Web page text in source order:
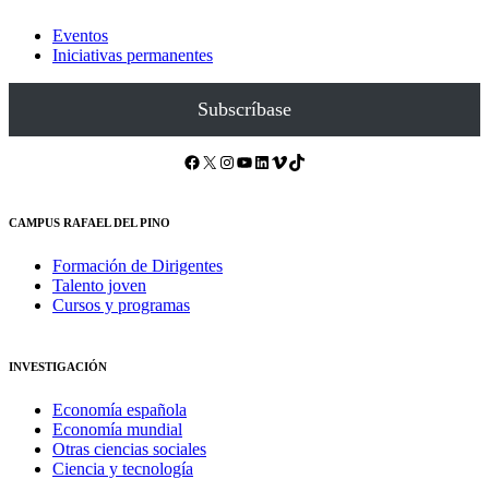
Eventos
Iniciativas permanentes
Subscríbase
Facebook X Instagram YouTube LinkedIn Vimeo TikTok
CAMPUS RAFAEL DEL PINO
Formación de Dirigentes
Talento joven
Cursos y programas
INVESTIGACIÓN
Economía española
Economía mundial
Otras ciencias sociales
Ciencia y tecnología